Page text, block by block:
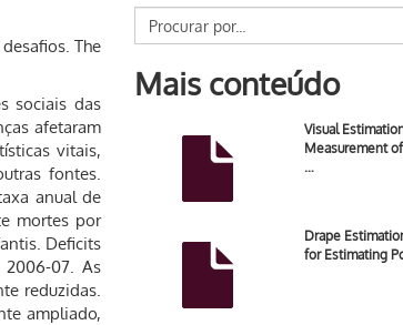
The
sociais das
afetaram
vitais,
fontes.
anual de
mortes por
Deficits
07. As
reduzidas.
ampliado,
Mais conteúdo
Visual
Measurement
…
Drape
for Estimating